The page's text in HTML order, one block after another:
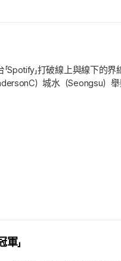
Spotify」打破線上與線下的
）城水（Seongsu）舉
」